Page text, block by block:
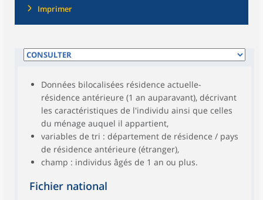
Imprimer
Données bilocalisées résidence actuelle-
résidence antérieure (1 an auparavant), décrivant
les caractéristiques de l'individu ainsi que celles
du ménage auquel il appartient,
variables de tri : département de résidence / pays
de résidence antérieure (étranger),
champ : individus âgés de 1 an ou plus.
Fichier national